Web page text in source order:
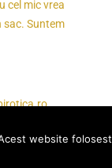
cel mic vrea
sac. Suntem
website